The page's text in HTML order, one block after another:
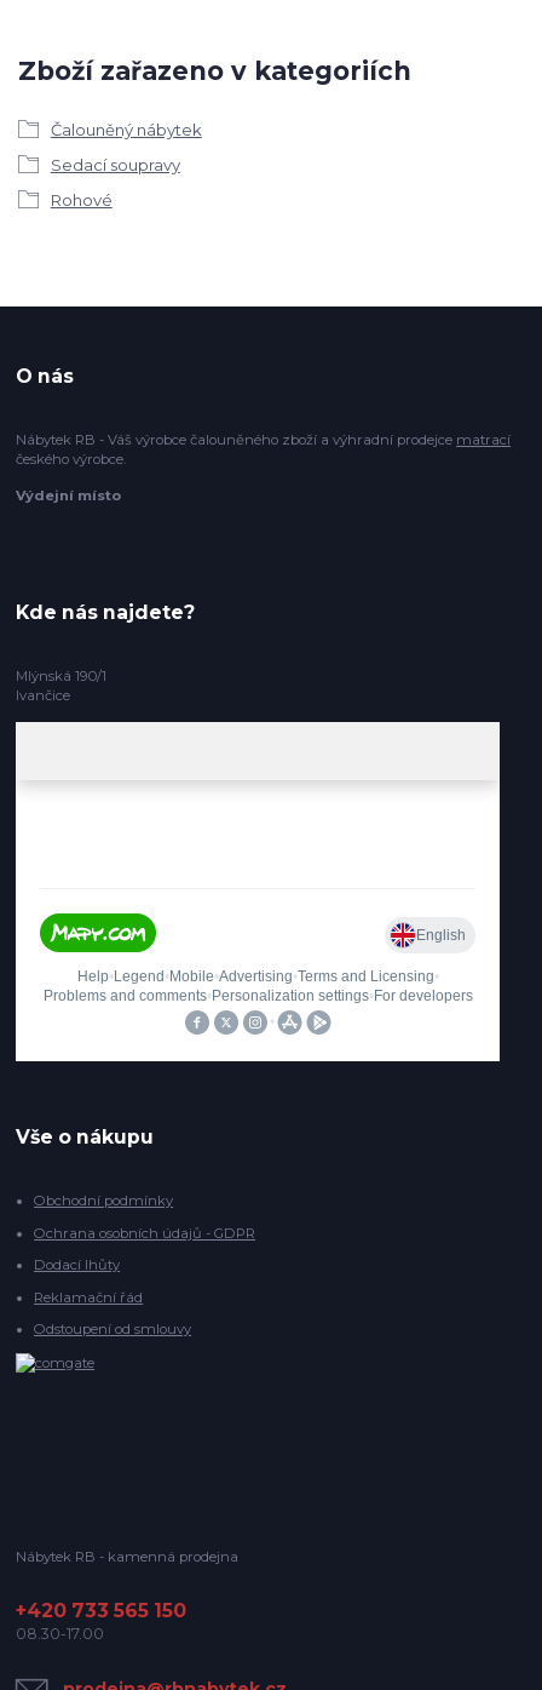
Zboží zařazeno v kategoriích
Čalouněný nábytek
Sedací soupravy
Rohové
O nás
Nábytek RB - Váš výrobce čalouněného zboží a výhradní prodejce matrací
českého výrobce.
Výdejní místo
Kde nás najdete?
Mlýnská 190/1
Ivančice
Vše o nákupu
Obchodní podmínky
Ochrana osobních údajů - GDPR
Dodací lhůty
Reklamační řád
Odstoupení od smlouvy
Nábytek RB - kamenná prodejna
+420 733 565 150
08.30-17.00